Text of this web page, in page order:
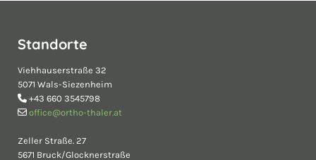
Standorte
Viehhauserstraße 32
5071 Wals-Siezenheim
 +43 660 3545798
 office@ortho-thaler.at
Zeller Straße. 27
5671 Bruck/Glocknerstraße